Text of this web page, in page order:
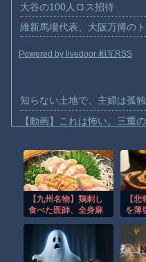
大谷の100人ロス招待
維新馬場代表、大阪万博の
Powered by livedoor 相互RSS
知らない土地で、主婦は孤
【動画】これは怖い。三重
【動画】世界一過酷なオフ
【悲報】テレ東の若手女子
ｗｗｗｗ
【珍事】サッカーの試合が
【動画】急病人？横須賀の
Amazon「マンガ毎週末セ
【九州名物】鶏刺し
食べた医師、全身麻
が良かったと思って
いた」
【
を薄
ｗｗ